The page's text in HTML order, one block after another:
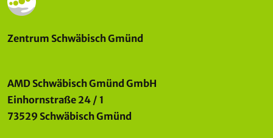
Zentrum Schwäbisch Gmünd
AMD Schwäbisch Gmünd GmbH
Einhornstraße 24 / 1
73529 Schwäbisch Gmünd